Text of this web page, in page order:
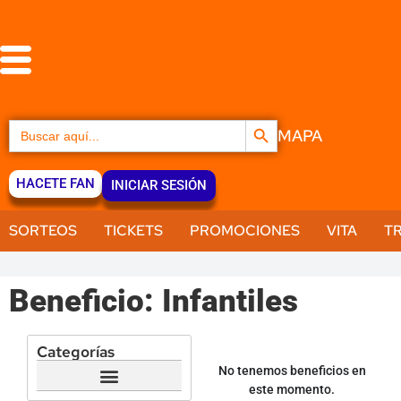
Buscar: Botón de búsqueda
MAPA
HACETE FAN INICIAR SESIÓN
SORTEOS TICKETS PROMOCIONES VITA
Beneficio: Infantiles
Categorías
No tenemos beneficios en
este momento.